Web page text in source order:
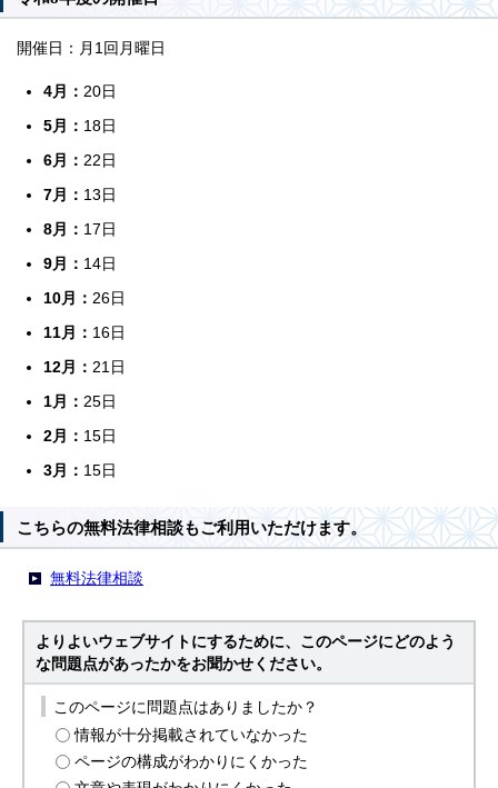
開催日：月1回月曜日
4月： 20日
5月： 18日
6月： 22日
7月： 13日
8月： 17日
9月： 14日
10月： 26日
11月： 16日
12月： 21日
1月： 25日
2月： 15日
3月： 15日
こちらの無料法律相談もご利用いただけます。
無料法律相談
よりよいウェブサイトにするために、このページにどのよう
な問題点があったかをお聞かせください。
このページに問題点はありましたか？
情報が十分掲載されていなかった
ページの構成がわかりにくかった